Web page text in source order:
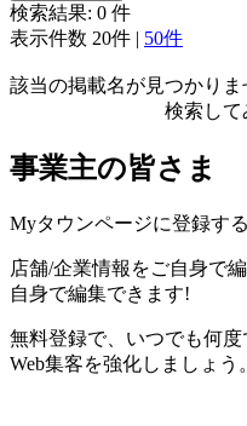
検索結果: 0 件
表示件数 20件 | 50件
該当の掲載名が見つかり
検索して
事業主の皆さま
Myタウンページに登録す
店舗/企業情報をご自身で
自身で編集できます!
無料登録で、いつでも何度
Web集客を強化しましょう。